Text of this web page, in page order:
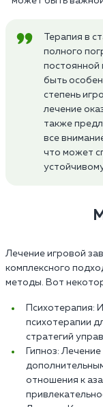
Терапия в
полного
постоянной
быть
степень
лечение
также
все
что может
Лечение игровой
комплексного
методы. Вот
Психотерапия:
психотерапии
стратегий
Гипноз:
отношения к